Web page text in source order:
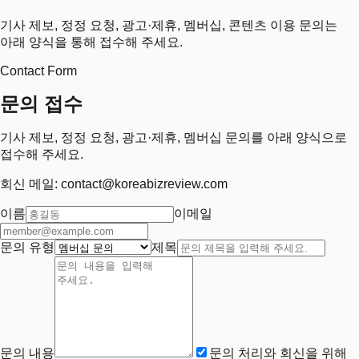
기사 제보, 정정 요청, 광고·제휴, 멤버십, 콘텐츠 이용 문의는
아래 양식을 통해 접수해 주세요.
Contact Form
문의 접수
기사 제보, 정정 요청, 광고·제휴, 멤버십 문의를 아래 양식으로
접수해 주세요.
회신 메일: contact@koreabizreview.com
이름 이메일
문의 유형 제목
문의 내용
문의 처리와 회신을 위해